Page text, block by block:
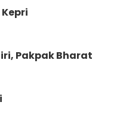
Pakpak Bharat